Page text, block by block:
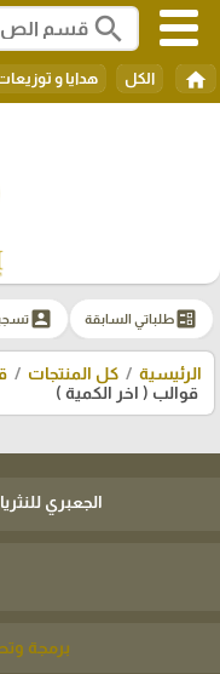
search
home الكل هدايا و
ballotطلباتي السابقة account_box
الرئيسية كل المنتجات
قوالب ( اخر الكمية )
الجعبري
برمجة